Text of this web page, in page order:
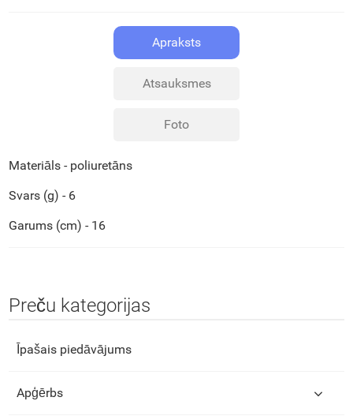
Apraksts
Atsauksmes
Foto
Materiāls - poliuretāns
Svars (g) - 6
Garums (cm) - 16
Preču kategorijas
Īpašais piedāvājums
Apģērbs